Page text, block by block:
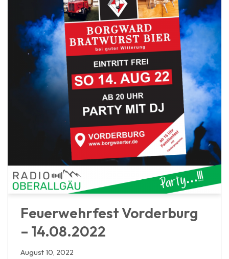
Feuerwehrfest Vorderburg
– 14.08.2022
August 10, 2022